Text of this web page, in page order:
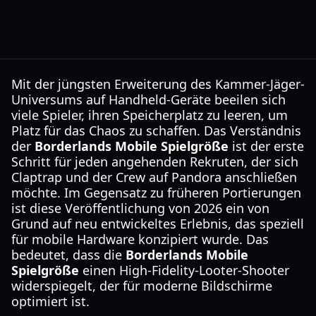
Mit der jüngsten Erweiterung des Kammer-Jäger-
Universums auf Handheld-Geräte beeilen sich
viele Spieler, ihren Speicherplatz zu leeren, um
Platz für das Chaos zu schaffen. Das Verständnis
der Borderlands Mobile Spielgröße ist der erste
Schritt für jeden angehenden Rekruten, der sich
Claptrap und der Crew auf Pandora anschließen
möchte. Im Gegensatz zu früheren Portierungen
ist diese Veröffentlichung von 2026 ein von
Grund auf neu entwickeltes Erlebnis, das speziell
für mobile Hardware konzipiert wurde. Das
bedeutet, dass die Borderlands Mobile
Spielgröße einen High-Fidelity-Looter-Shooter
widerspiegelt, der für moderne Bildschirme
optimiert ist.